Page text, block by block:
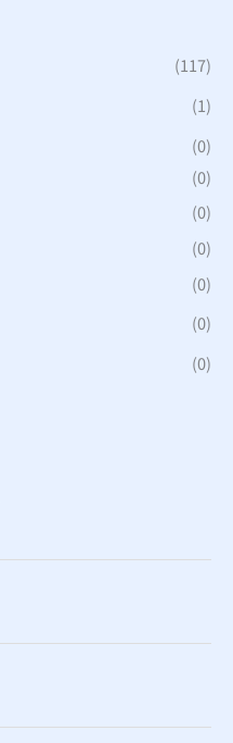
(117)
(1)
(0)
(0)
(0)
(0)
(0)
(0)
(0)